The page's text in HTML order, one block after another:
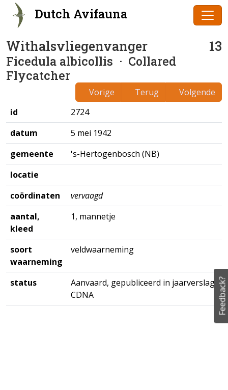
Dutch Avifauna
Withalsvliegenvanger 13
Ficedula albicollis · Collared
Flycatcher
Vorige Terug
Volgende
id
2724
datum
5 mei 1942
gemeente
's-Hertogenbosch (NB)
locatie
coördinaten
vervaagd
aantal,
kleed
1, mannetje
soort
waarneming
veldwaarneming
status
Aanvaard, gepubliceerd in jaarverslag
CDNA
Feedback?